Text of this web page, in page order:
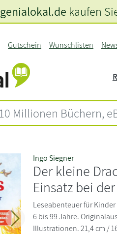
Gutschein Wunschlisten
genialokal.de kaufen
Weiter
Ingo Siegner
Der kleine
Einsatz bei
Leseabenteuer für
6 bis 99 Jahre.
Illustrationen. 21,4 cm /